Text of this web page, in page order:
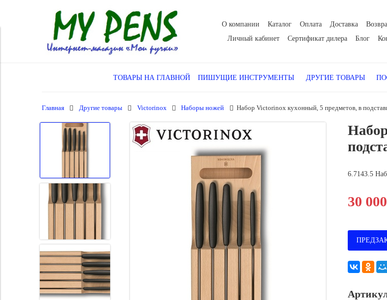
О компании Каталог Оплата Доставка
Личный кабинет
Сертификат дилера Блог
ТОВАРЫ НА ГЛАВНОЙ ПИШУЩИЕ ИНСТРУМЕНТЫ ДРУГИЕ ТОВАРЫ
Главная Другие товары Victorinox Наборы ножей Набор Victorinox кухонный, 5 предметов, в
6.7143.5
30